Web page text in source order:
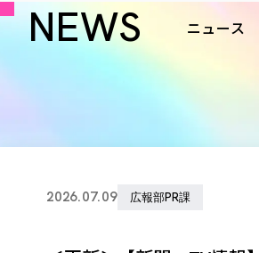
NEWS ニュース
2026.07.09 広報部PR課